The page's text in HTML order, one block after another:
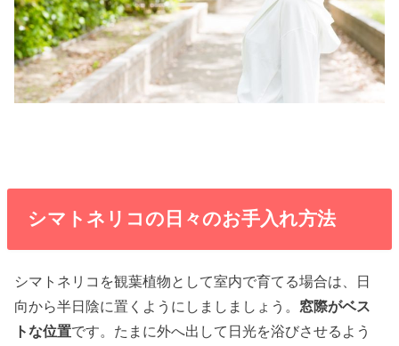
シマトネリコの日々のお手入れ方法
シマトネリコを観葉植物として室内で育てる場合は、日
向から半日陰に置くようにしましましょう。 窓際がベス
トな位置です。たまに外へ出して日光を浴びさせるよう